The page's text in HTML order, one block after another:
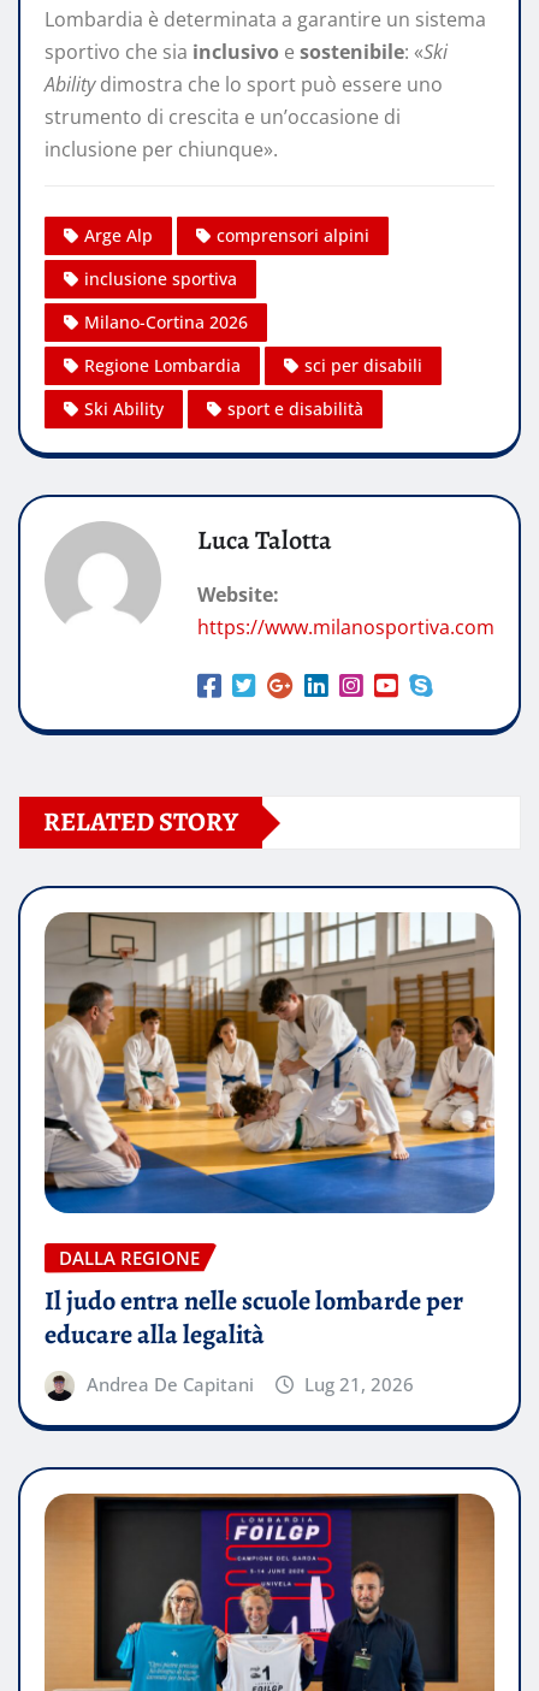
Lombardia è determinata a garantire un sistema
sportivo che sia inclusivo e sostenibile: «Ski
Abilitydimostra che lo sport può essere uno
strumento di crescita e un’occasione di
inclusione per chiunque».
Arge Alp
comprensori alpini
inclusione sportiva
Milano-Cortina 2026
Regione Lombardia
sci per disabili
Ski Ability
sport e disabilità
Luca Talotta
Website:
https://www.milanosportiva.com
RELATED STORY
DALLA REGIONE
Il judo entra nelle scuole lombarde per
educare alla legalità
Andrea De Capitani Lug 21, 2026